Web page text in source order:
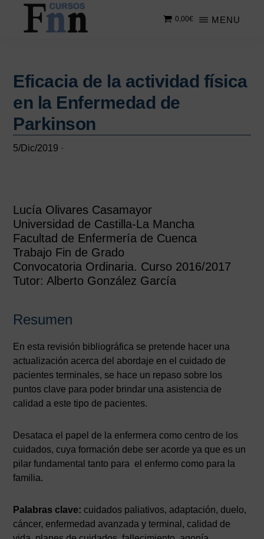
Saltar
contenido
Saltar
principal
online
MENU
0,00€
Eficacia de la actividad física
en la Enfermedad de
Parkinson
5/Dic/2019 ·
Lucía Olivares Casamayor
Universidad de Castilla-La Mancha
Facultad de Enfermería de Cuenca
Trabajo Fin de Grado
Convocatoria Ordinaria. Curso 2016/2017
Tutor: Alberto González García
Resumen
En esta revisión bibliográfica se pretende hacer una
actualización acerca del abordaje en el cuidado de
pacientes terminales, se hace un repaso sobre los
puntos clave para poder brindar una asistencia de
calidad a este tipo de pacientes.
Desataca el papel de la enfermera como centro de los
cuidados, cuya formación debe ser acorde ya que es un
pilar fundamental tanto para el enfermo como para la
familia.
Palabras clave: cuidados paliativos, adaptación, duelo,
cáncer, enfermedad avanzada y terminal, calidad de